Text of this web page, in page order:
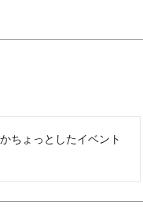
ちょっとしたイベント